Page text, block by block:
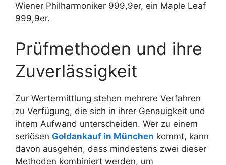
Wiener Philharmoniker 999,9er, ein Maple Leaf
999,9er.
Prüfmethoden und ihre
Zuverlässigkeit
Zur Wertermittlung stehen mehrere Verfahren
zu Verfügung, die sich in ihrer Genauigkeit und
ihrem Aufwand unterscheiden. Wer zu einem
seriösen Goldankauf in München kommt, kann
davon ausgehen, dass mindestens zwei dieser
Methoden kombiniert werden, um